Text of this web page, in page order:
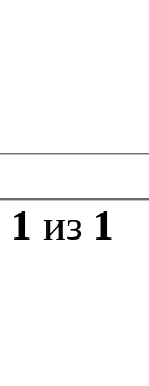
1 из 1